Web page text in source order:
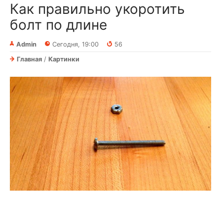
Как правильно укоротить
болт по длине
Admin Сегодня, 19:00
56
Главная / Картинки